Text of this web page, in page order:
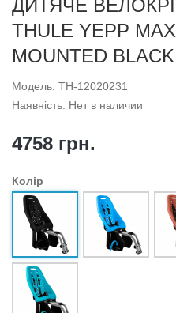
ДИТЯЧЕ
THULE YEPP
MOUNTED BLACK
Модель: TH-12020231
Наявність: Нет в наличии
4758 грн.
Колір